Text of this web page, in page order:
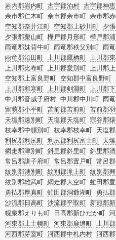
岩内郡岩内町 古宇郡泊村 古宇郡神
余市郡仁木町 余市郡余市町 余市郡
空知郡奈井江町 空知郡上砂川町 夕
夕張郡栗山町 樺戸郡月形町 樺戸郡
雨竜郡妹背牛町 雨竜郡秩父別町 雨
雨竜郡沼田町 上川郡鷹栖町 上川郡
上川郡比布町 上川郡愛別町 上川郡
空知郡上富良野町 空知郡中富良野町
上川郡和寒町 上川郡剣淵町 上川郡
中川郡音威子府村 中川郡中川町 雨
留萌郡小平町 苫前郡苫前町 苫前郡
天塩郡遠別町 天塩郡天塩町 宗谷郡
枝幸郡中頓別町 枝幸郡枝幸町 天塩
利尻郡利尻町 利尻郡利尻富士町 天
網走郡津別町 斜里郡斜里町 斜里郡
常呂郡訓子府町 常呂郡置戸町 常呂
紋別郡湧別町 紋別郡滝上町 紋別郡
紋別郡雄武町 網走郡大空町 虻田郡
勇払郡厚真町 虻田郡洞爺湖町 勇払
沙流郡日高町 沙流郡平取町 新冠郡
幌泉郡えりも町
日高郡新ひだか町
河東郡上士幌町 河東郡鹿追町 上川
河西郡芽室町 河西郡中札内村 河西